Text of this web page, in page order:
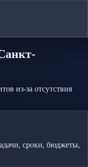
из-за отсутствия
сроки, бюджеты,